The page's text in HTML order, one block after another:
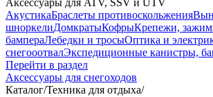
Аксессуары для ATV, SSV и UTV
АкустикаБраслеты противоскольжения
шноркелиДомкратыКофрыКрепежи,
бампераЛебедки и тросыОптика и
снегооотвалЭкспедиционные канистры,
Перейти в раздел
Аксессуары для снегоходов
Каталог/Техника для отдыха/